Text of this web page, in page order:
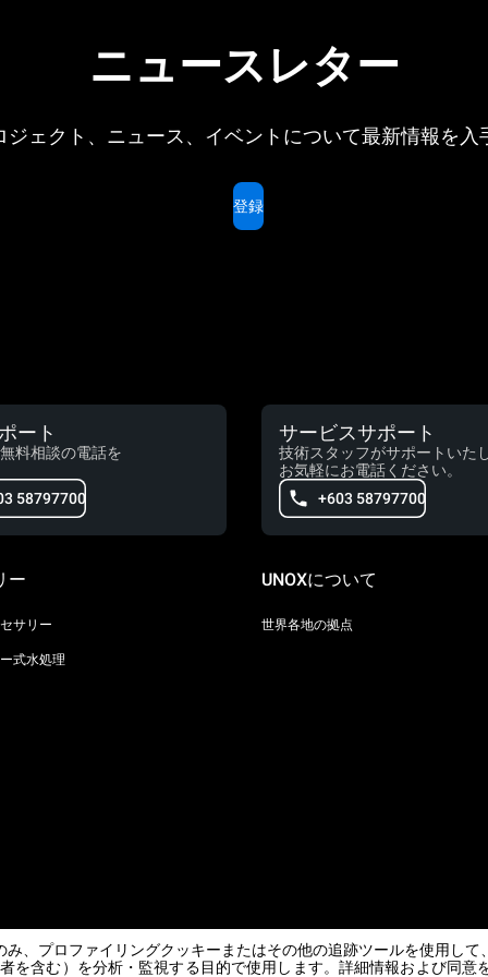
ニュースレター
ジェクト、ニュース、イベントについて最新情報を入
登録
ート
料相談の電話を
58797700
サービスサポート
技術スタッフがサポートいた
お気軽にお電話ください。
+603 58797700
ー
サリー
式水処理
UNOXについて
世界各地の拠点
、プロファイリングクッキーまたはその他の追跡ツールを使用し
を含む）を分析・監視する目的で使用します。詳細情報および同